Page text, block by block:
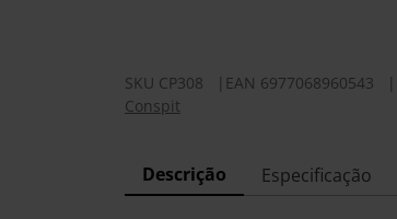
SKU CP308 EAN 6977068960543
Conspit
Descrição Especificação